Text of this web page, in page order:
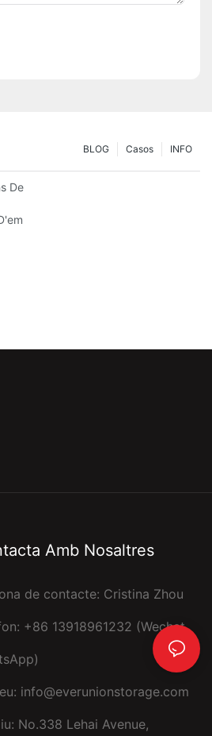
INFO
Casos
BLOG
De Prestatgeries Per A Palets:
Factors Clau Per
Amb Nosaltres
de contacte: Cristina Zhou
+86 13918961232 (Wechat,
info@everunionstorage.com
No.338 Lehai Avenue,